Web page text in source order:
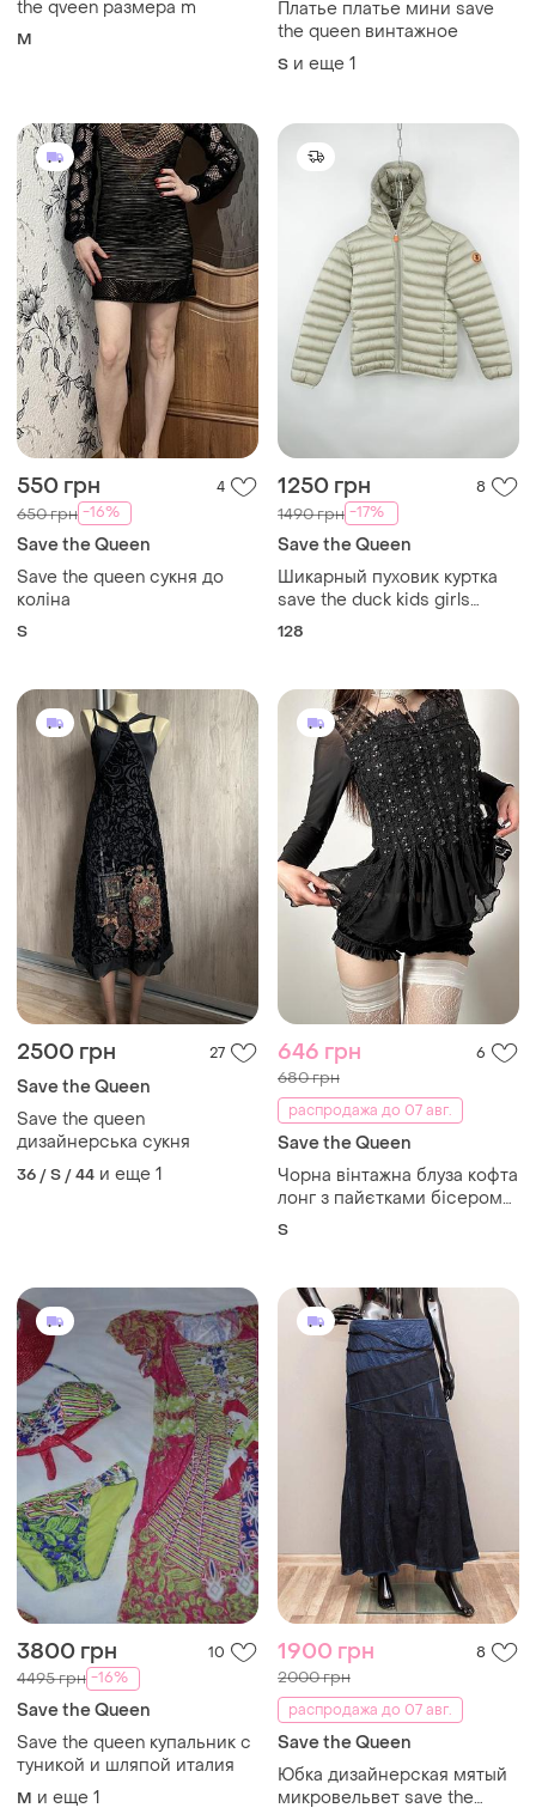
the qveen размера m
M
Платье платье мини save
the queen винтажное
S и еще 1
550 грн 4
650 грн -16%
Save the Queen
Save the queen сукня до
коліна
S
1250 грн 8
1490 грн -17%
Save the Queen
Шикарный пуховик куртка
save the duck kids girls
padded jackets
128
2500 грн 27
Save the Queen
Save the queen
дизайнерська сукня
36 / S / 44 и еще 1
646 грн 6
680 грн
распродажа до 07 авг.
Save the Queen
Чорна вінтажна блуза кофта
лонг з пайєтками бісером
вінтаж ретро vintage retro
S
3800 грн 10
4495 грн -16%
Save the Queen
Save the queen купальник с
туникой и шляпой италия
M и еще 1
1900 грн 8
2000 грн
распродажа до 07 авг.
Save the Queen
Юбка дизайнерская мятый
микровельвет save the